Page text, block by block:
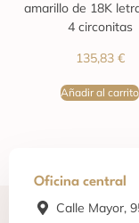
amarillo de 18K
4 circonitas
135,83 €
Añadir al carrito
Oficina central
Calle Mayor,